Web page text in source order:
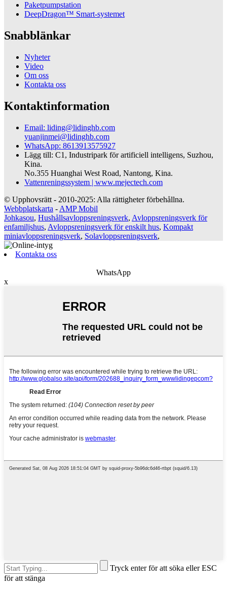
Paketpumpstation
DeepDragon™ Smart-systemet
Snabblänkar
Nyheter
Video
Om oss
Kontakta oss
Kontaktinformation
Email: liding@lidinghb.com
yuanjinmei@lidinghb.com
WhatsApp: 8613913575927
Lägg till: C1, Industripark för artificiell intelligens, Suzhou,
Kina.
No.355 Huanghai West Road, Nantong, Kina.
Vattenreningssystem | www.mejectech.com
© Upphovsrätt - 2010-2025: Alla rättigheter förbehållna.
Webbplatskarta - AMP Mobil
Johkasou, Hushållsavloppsreningsverk, Avloppsreningsverk för
enfamiljshus, Avloppsreningsverk för enskilt hus, Kompakt
miniavloppsreningsverk, Solavloppsreningsverk,
Kontakta oss
WhatsApp
x
Tryck enter för att söka eller ESC
för att stänga